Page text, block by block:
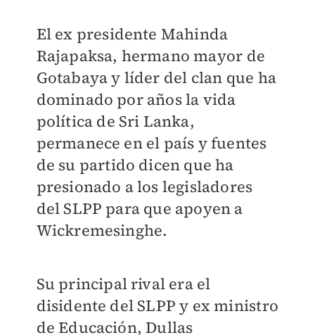
El ex presidente Mahinda
Rajapaksa, hermano mayor de
Gotabaya y líder del clan que ha
dominado por años la vida
política de Sri Lanka,
permanece en el país y fuentes
de su partido dicen que ha
presionado a los legisladores
del SLPP para que apoyen a
Wickremesinghe.
Su principal rival era el
disidente del SLPP y ex ministro
de Educación, Dullas